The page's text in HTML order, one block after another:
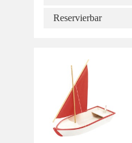
Reservierbar